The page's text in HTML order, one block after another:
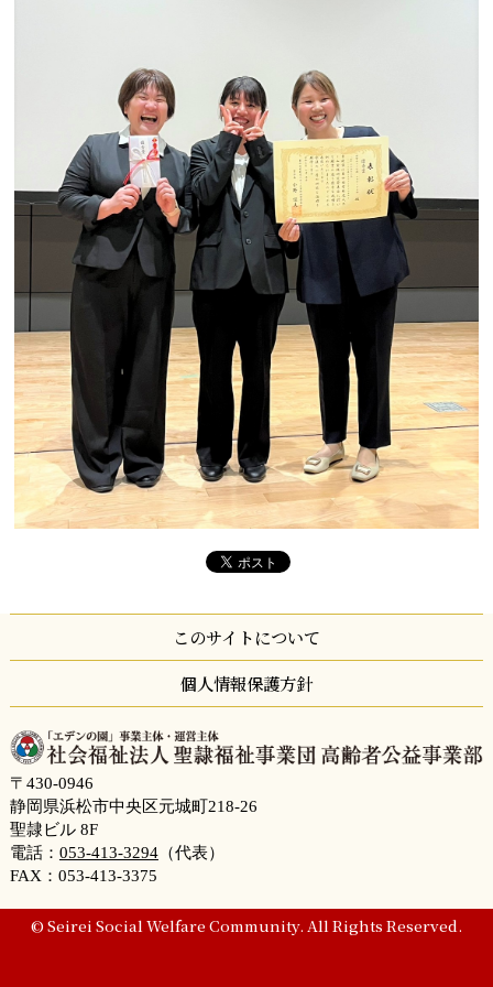
このサイトについて
個人情報保護方針
〒430-0946
静岡県浜松市中央区元城町218-26
聖隷ビル 8F
電話： 053-413-3294（代表）
FAX：053-413-3375
© Seirei Social Welfare Community. All Rights Reserved.